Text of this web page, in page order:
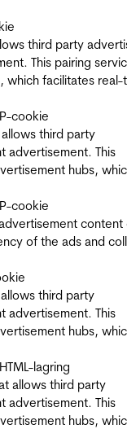
third party
This pairing
which facilitates real-
cookie
third party
advertisement. This
hubs,
cookie
content
of the ads and
third party
advertisement. This
hubs,
lagring
allows third party
advertisement. This
hubs,